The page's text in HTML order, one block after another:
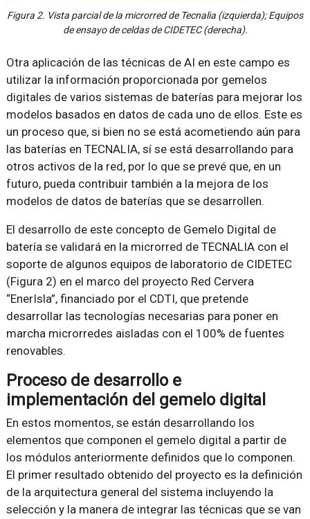
Figura 2. Vista parcial de la microrred de Tecnalia (izquierda); Equipos
de ensayo de celdas de CIDETEC (derecha).
Otra aplicación de las técnicas de AI en este campo es
utilizar la información proporcionada por gemelos
digitales de varios sistemas de baterías para mejorar los
modelos basados en datos de cada uno de ellos. Este es
un proceso que, si bien no se está acometiendo aún para
las baterías en TECNALIA, sí se está desarrollando para
otros activos de la red, por lo que se prevé que, en un
futuro, pueda contribuir también a la mejora de los
modelos de datos de baterías que se desarrollen.
El desarrollo de este concepto de Gemelo Digital de
batería se validará en la microrred de TECNALIA con el
soporte de algunos equipos de laboratorio de CIDETEC
(Figura 2) en el marco del proyecto Red Cervera
“EnerIsla”, financiado por el CDTI, que pretende
desarrollar las tecnologías necesarias para poner en
marcha microrredes aisladas con el 100% de fuentes
renovables.
Proceso de desarrollo e
implementación del gemelo digital
En estos momentos, se están desarrollando los
elementos que componen el gemelo digital a partir de
los módulos anteriormente definidos que lo componen.
El primer resultado obtenido del proyecto es la definición
de la arquitectura general del sistema incluyendo la
selección y la manera de integrar las técnicas que se van